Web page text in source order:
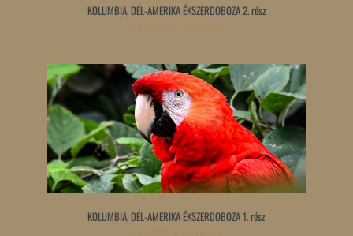
KOLUMBIA, DÉL-AMERIKA ÉKSZERDOBOZA 2. rész
KOLUMBIA, DÉL-AMERIKA ÉKSZERDOBOZA 1. rész